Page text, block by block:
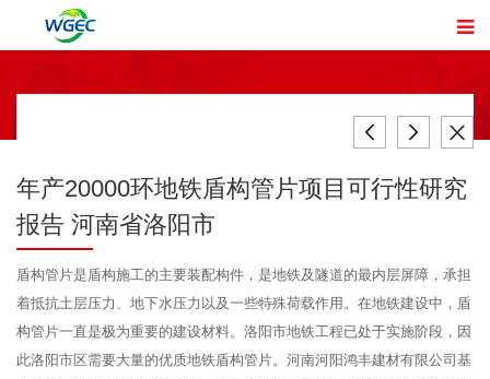
年产20000环地铁盾构管片项目可行性研究
报告 河南省洛阳市
盾构管片是盾构施工的主要装配构件，是地铁及隧道的最内层屏障，承担
着抵抗土层压力、地下水压力以及一些特殊荷载作用。在地铁建设中，盾
构管片一直是极为重要的建设材料。洛阳市地铁工程已处于实施阶段，因
此洛阳市区需要大量的优质地铁盾构管片。河南河阳鸿丰建材有限公司基